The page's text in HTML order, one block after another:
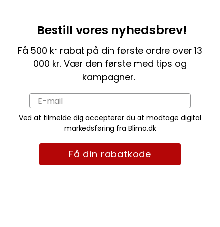
Bestill vores nyhedsbrev!
Få 500 kr rabat på din første ordre over 13
000 kr. Vær den første med tips og
kampagner.
Ved at tilmelde dig accepterer du at modtage digital
markedsføring fra Blimo.dk
Få din rabatkode